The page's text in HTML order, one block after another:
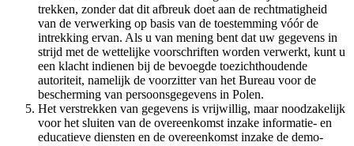
trekken, zonder dat dit afbreuk doet aan de rechtmatigheid
van de verwerking op basis van de toestemming vóór de
intrekking ervan. Als u van mening bent dat uw gegevens in
strijd met de wettelijke voorschriften worden verwerkt, kunt u
een klacht indienen bij de bevoegde toezichthoudende
autoriteit, namelijk de voorzitter van het Bureau voor de
bescherming van persoonsgegevens in Polen.
Het verstrekken van gegevens is vrijwillig, maar noodzakelijk
voor het sluiten van de overeenkomst inzake informatie- en
educatieve diensten en de overeenkomst inzake de demo-